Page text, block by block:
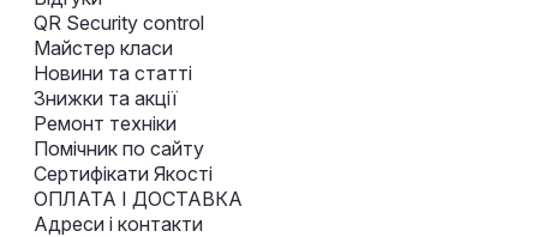
QR Security control
Майстер класи
Новини та статті
Знижки та акції
Ремонт техніки
Помічник по сайту
Сертифікати Якості
ОПЛАТА І ДОСТАВКА
Адреси і контакти